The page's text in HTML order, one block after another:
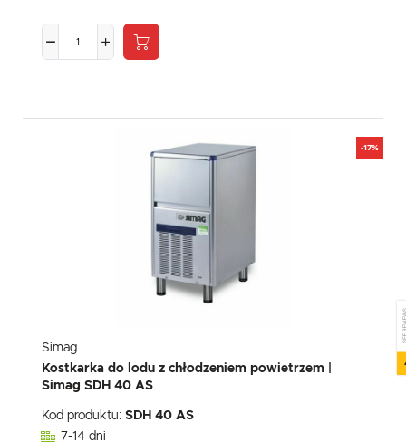
-17%
Simag
Kostkarka do lodu z chłodzeniem powietrzem |
Simag SDH 40 AS
Kod produktu: SDH 40 AS
7-14 dni
SEE